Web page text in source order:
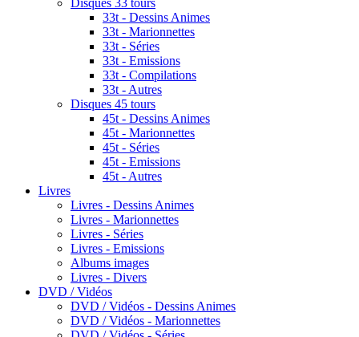
33t - Dessins Animes
33t - Marionnettes
33t - Séries
33t - Emissions
33t - Compilations
33t - Autres
Disques 45 tours
45t - Dessins Animes
45t - Marionnettes
45t - Séries
45t - Emissions
45t - Autres
Livres
Livres - Dessins Animes
Livres - Marionnettes
Livres - Séries
Livres - Emissions
Albums images
Livres - Divers
DVD / Vidéos
DVD / Vidéos - Dessins Animes
DVD / Vidéos - Marionnettes